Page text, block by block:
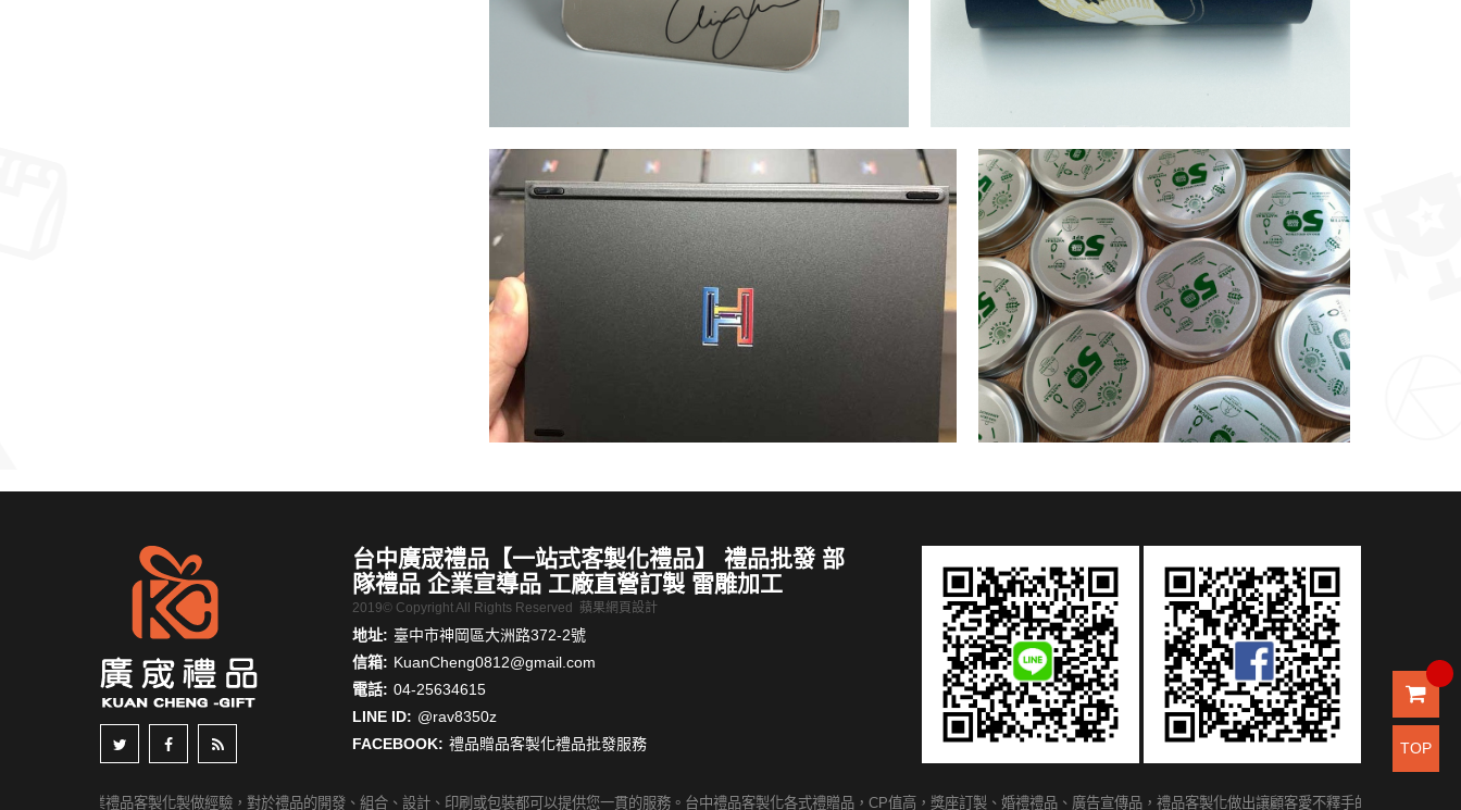
TOP
台中廣宬禮品【一站式客製化禮品】 禮品批發 部
隊禮品 企業宣導品 工廠直營訂製 雷雕加工
2019© Copyright All Rights Reserved 蘋果網頁設計
地址: 臺中市神岡區大洲路372-2號
信箱: KuanCheng0812@gmail.com
電話: 04-25634615
LINE ID: @rav8350z
FACEBOOK: 禮品贈品客製化禮品批發服務
有豐富的企業禮品客製化製做經驗，對於禮品的開發、組合、設計、印刷或包裝都可以提供您一貫的服務。台中禮品客製化各式禮贈品，CP值高，獎座訂製、婚禮禮品、廣告宣傳品，禮品客製化做出讓顧客愛不釋手的禮贈品，紀念